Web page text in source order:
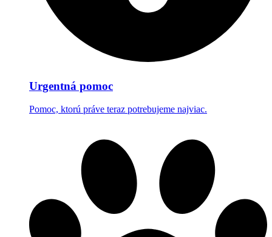
Urgentná pomoc
Pomoc, ktorú práve teraz potrebujeme najviac.